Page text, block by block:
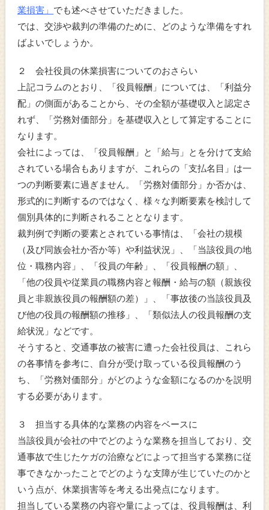
業損害」 でも述べさせていただきました。
では、交渉や裁判の準備のために、どのような準備をすれ
ばよいでしょうか。
２ 会社役員の休業損害についてのおさらい
上記コラムのとおり、「役員報酬」については、「利益分
配」の側面があることから、その全額が基礎収入と認定さ
れず、「労務対価部分」を基礎収入として算定することに
なります。
会社によっては、「役員報酬」と「給与」とを分けて支給
されている場合もありますが、これらの「支払名目」は一
つの判断要素に過ぎません。「労務対価部分」か否かは、
形式的に判断するのではなく、様々な判断要素を検討して
個別具体的に判断されることとなります。
裁判例で判断の要素とされている事情は、「会社の規模
（及び同族会社か否か等）や利益状況」、「当該役員の地
位・職務内容」、「役員の年齢」、「役員報酬の額」、
「他の役員や従業員の職務内容と報酬・給与の額（親族役
員と非親族役員の報酬額の差）」、「事故後の当該役員及
び他の役員の報酬額の推移」、「類似法人の役員報酬の支
給状況」などです。
そうすると、交通事故の被害に遭った会社役員は、これら
の各事情を参考に、自分が受け取っている役員報酬のう
ち、「労務対価部分」がどのような金額になるのかを説明
する必要があります。
３ 担当する具体的な業務の内容をベースに
当該役員が会社の中でどのような業務を担当しており、交
通事故で生じたケガの治療などによって担当する業務に従
事できなかったことでどのような支障が生じていたのかと
いう点が、休業損害等を考える出発点になります。
担当している業務の内容や量によっては、役員報酬は、利